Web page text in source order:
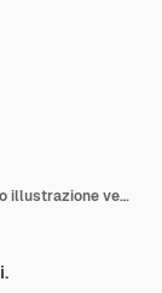
Donna che ha depressione disegnata a mano illustrazione vettoriale per la salute mentale